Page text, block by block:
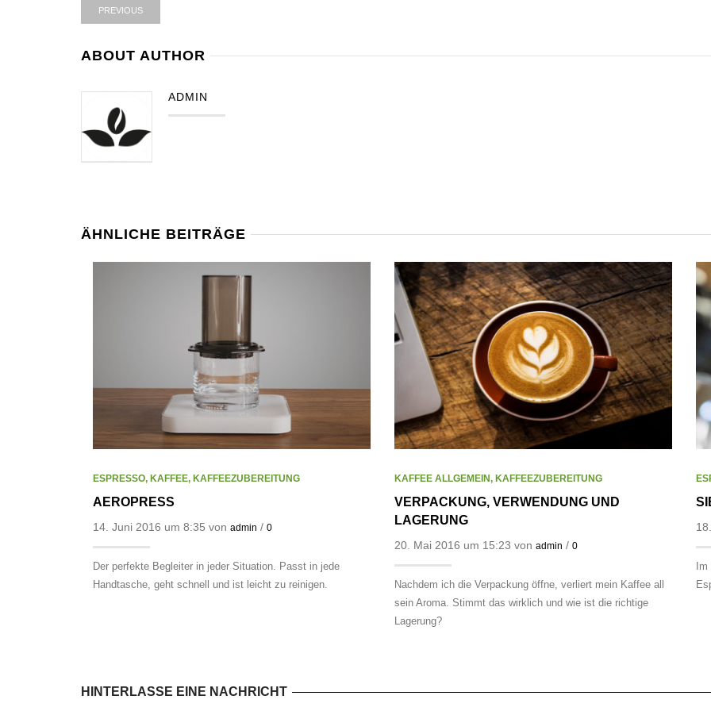
PREVIOUS
ABOUT AUTHOR
ADMIN
ÄHNLICHE BEITRÄGE
ESPRESSO, KAFFEE, KAFFEEZUBEREITUNG
AEROPRESS
14. Juni 2016 um 8:35 von admin / 0
Der perfekte Begleiter in jeder Situation. Passt in jede
Handtasche, geht schnell und ist leicht zu reinigen.
KAFFEE ALLGEMEIN, KAFFEEZUBEREITUNG
VERPACKUNG, VERWENDUNG UND
LAGERUNG
20. Mai 2016 um 15:23 von admin / 0
Nachdem ich die Verpackung öffne, verliert mein Kaffee all
sein Aroma. Stimmt das wirklich und wie ist die richtige
Lagerung?
HINTERLASSE EINE NACHRICHT